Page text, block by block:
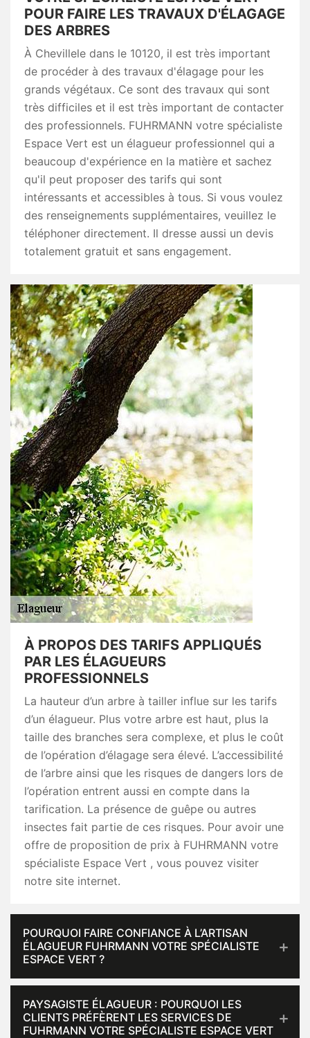
POUR FAIRE LES TRAVAUX D'ÉLAGAGE
DES ARBRES
À Chevillele dans le 10120, il est très important
de procéder à des travaux d'élagage pour les
grands végétaux. Ce sont des travaux qui sont
très difficiles et il est très important de contacter
des professionnels. FUHRMANN votre spécialiste
Espace Vert est un élagueur professionnel qui a
beaucoup d'expérience en la matière et sachez
qu'il peut proposer des tarifs qui sont
intéressants et accessibles à tous. Si vous voulez
des renseignements supplémentaires, veuillez le
téléphoner directement. Il dresse aussi un devis
totalement gratuit et sans engagement.
À PROPOS DES TARIFS APPLIQUÉS
PAR LES ÉLAGUEURS
PROFESSIONNELS
La hauteur d’un arbre à tailler influe sur les tarifs
d’un élagueur. Plus votre arbre est haut, plus la
taille des branches sera complexe, et plus le coût
de l’opération d’élagage sera élevé. L’accessibilité
de l’arbre ainsi que les risques de dangers lors de
l’opération entrent aussi en compte dans la
tarification. La présence de guêpe ou autres
insectes fait partie de ces risques. Pour avoir une
offre de proposition de prix à FUHRMANN votre
spécialiste Espace Vert , vous pouvez visiter
notre site internet.
POURQUOI FAIRE CONFIANCE À L’ARTISAN
ÉLAGUEUR FUHRMANN VOTRE SPÉCIALISTE
ESPACE VERT ?
PAYSAGISTE ÉLAGUEUR : POURQUOI LES
CLIENTS PRÉFÈRENT LES SERVICES DE
FUHRMANN VOTRE SPÉCIALISTE ESPACE VERT